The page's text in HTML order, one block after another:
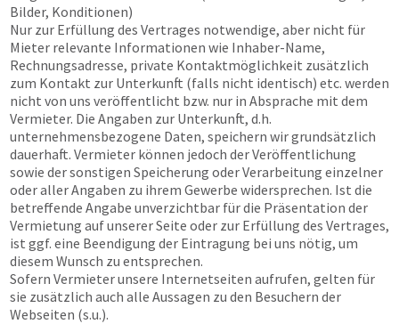
Bilder, Konditionen)
Nur zur Erfüllung des Vertrages notwendige, aber nicht für
Mieter relevante Informationen wie Inhaber-Name,
Rechnungsadresse, private Kontaktmöglichkeit zusätzlich
zum Kontakt zur Unterkunft (falls nicht identisch) etc. werden
nicht von uns veröffentlicht bzw. nur in Absprache mit dem
Vermieter. Die Angaben zur Unterkunft, d.h.
unternehmensbezogene Daten, speichern wir grundsätzlich
dauerhaft. Vermieter können jedoch der Veröffentlichung
sowie der sonstigen Speicherung oder Verarbeitung einzelner
oder aller Angaben zu ihrem Gewerbe widersprechen. Ist die
betreffende Angabe unverzichtbar für die Präsentation der
Vermietung auf unserer Seite oder zur Erfüllung des Vertrages,
ist ggf. eine Beendigung der Eintragung bei uns nötig, um
diesem Wunsch zu entsprechen.
Sofern Vermieter unsere Internetseiten aufrufen, gelten für
sie zusätzlich auch alle Aussagen zu den Besuchern der
Webseiten (s.u.).